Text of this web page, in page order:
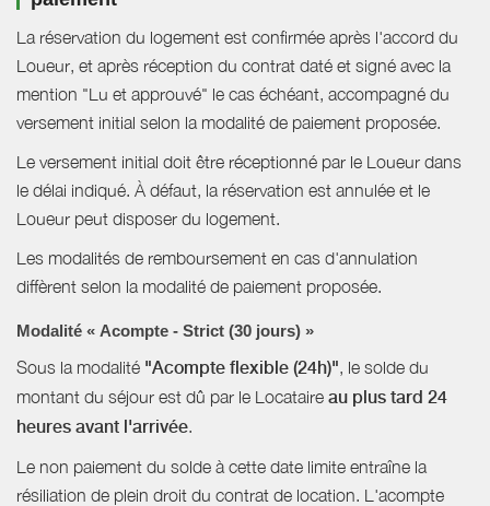
La réservation du logement est confirmée après l'accord du
Loueur, et après réception du contrat daté et signé avec la
mention "Lu et approuvé" le cas échéant, accompagné du
versement initial selon la modalité de paiement proposée.
Le versement initial doit être réceptionné par le Loueur dans
le délai indiqué. À défaut, la réservation est annulée et le
Loueur peut disposer du logement.
Les modalités de remboursement en cas d'annulation
diffèrent selon la modalité de paiement proposée.
Modalité « Acompte - Strict (30 jours) »
Sous la modalité "Acompte flexible (24h)", le solde du
montant du séjour est dû par le Locataire au plus tard 24
heures avant l'arrivée.
Le non paiement du solde à cette date limite entraîne la
résiliation de plein droit du contrat de location. L'acompte